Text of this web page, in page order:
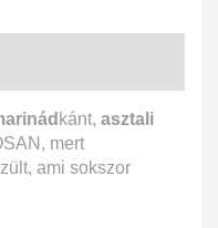
kánt, asztali
mert
ami sokszor